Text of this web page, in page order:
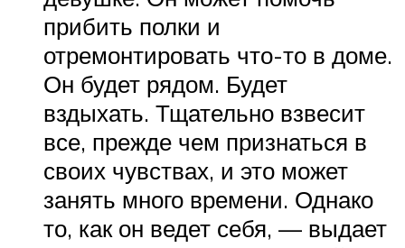
прибить полки и
отремонтировать что-то в доме.
Он будет рядом. Будет
вздыхать. Тщательно взвесит
все, прежде чем признаться в
своих чувствах, и это может
занять много времени. Однако
то, как он ведет себя, — выдает